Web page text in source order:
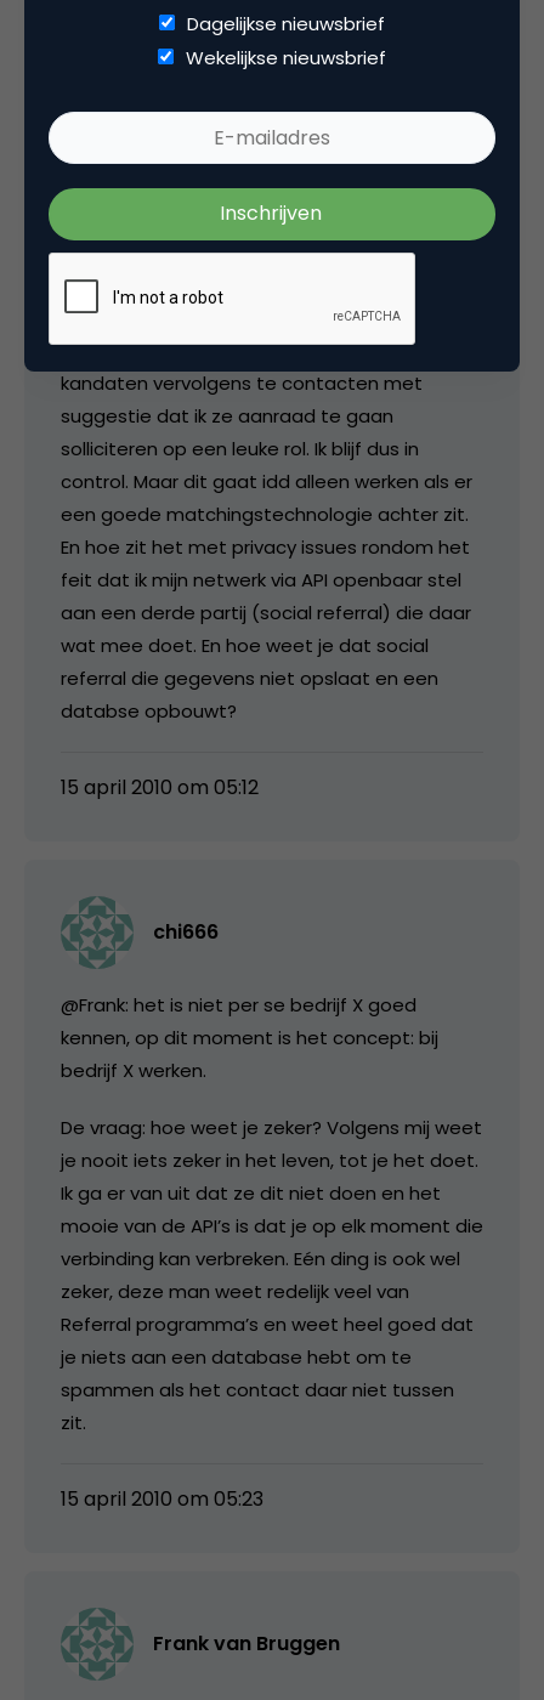
goed. Bedrijf X zoekt medewerkers. Ik wil wel
ambassadeur zijn voor bedrijf X om
stel via Sociaal referral mijn netwerk mbv een
(open) API beschikbaar. Bedrijf X plaatst
vacature op Social referral. Social referral
maakt een automatische match tussen
passende kandidaten binnen mijn netwerk en
de vacature (hier dus de brokers rol). Ik blijf in
control maar krijg deze kandidaten van soc.
ref. toegestuurd. Het is aan mij om die
kandaten vervolgens te contacten met
suggestie dat ik ze aanraad te gaan
solliciteren op een leuke rol. Ik blijf dus in
control. Maar dit gaat idd alleen werken als er
een goede matchingstechnologie achter zit.
En hoe zit het met privacy issues rondom het
feit dat ik mijn netwerk via API openbaar stel
aan een derde partij (social referral) die daar
wat mee doet. En hoe weet je dat social
referral die gegevens niet opslaat en een
databse opbouwt?
15 april 2010 om 05:12
chi666
@Frank: het is niet per se bedrijf X goed
kennen, op dit moment is het concept: bij
bedrijf X werken.
De vraag: hoe weet je zeker? Volgens mij weet
je nooit iets zeker in het leven, tot je het doet.
Ik ga er van uit dat ze dit niet doen en het
mooie van de API’s is dat je op elk moment die
verbinding kan verbreken. Eén ding is ook wel
zeker, deze man weet redelijk veel van
Referral programma’s en weet heel goed dat
je niets aan een database hebt om te
spammen als het contact daar niet tussen
zit.
15 april 2010 om 05:23
Frank van Bruggen
Dagelijkse nieuwsbrief
Wekelijkse nieuwsbrief